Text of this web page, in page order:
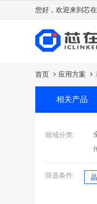
您好，欢迎来到芯
首页 应用方案
相关产品
领域分类:
筛选条件: